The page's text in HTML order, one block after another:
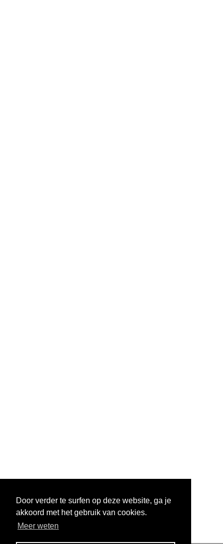
Door verder te surfen op deze website, ga je
akkoord met het gebruik van cookies.
Meer weten